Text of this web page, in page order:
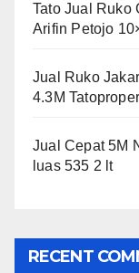
Tato Jual Ruko
Arifin Petojo
Jual Ruko
4.3M
Jual Cepat 5M
luas 535 2 lt
RECENT